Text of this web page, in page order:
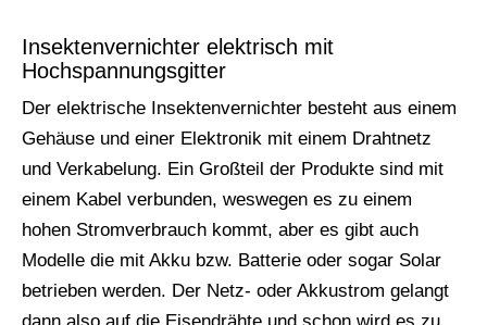
Insektenvernichter elektrisch mit
Hochspannungsgitter
Der elektrische Insektenvernichter besteht aus einem
Gehäuse und einer Elektronik mit einem Drahtnetz
und Verkabelung. Ein Großteil der Produkte sind mit
einem Kabel verbunden, weswegen es zu einem
hohen Stromverbrauch kommt, aber es gibt auch
Modelle die mit Akku bzw. Batterie oder sogar Solar
betrieben werden. Der Netz- oder Akkustrom gelangt